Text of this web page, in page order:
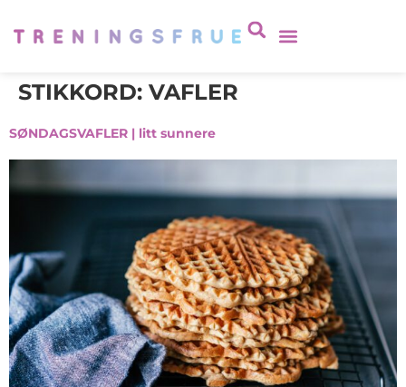
STIKKORD: VAFLER
SØNDAGSVAFLER | litt sunnere